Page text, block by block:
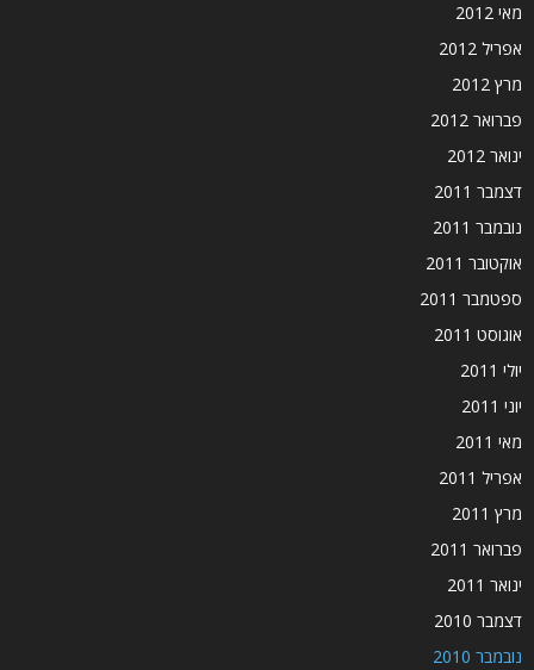
מאי 2012
אפריל 2012
מרץ 2012
פברואר 2012
ינואר 2012
דצמבר 2011
נובמבר 2011
אוקטובר 2011
ספטמבר 2011
אוגוסט 2011
יולי 2011
יוני 2011
מאי 2011
אפריל 2011
מרץ 2011
פברואר 2011
ינואר 2011
דצמבר 2010
נובמבר 2010